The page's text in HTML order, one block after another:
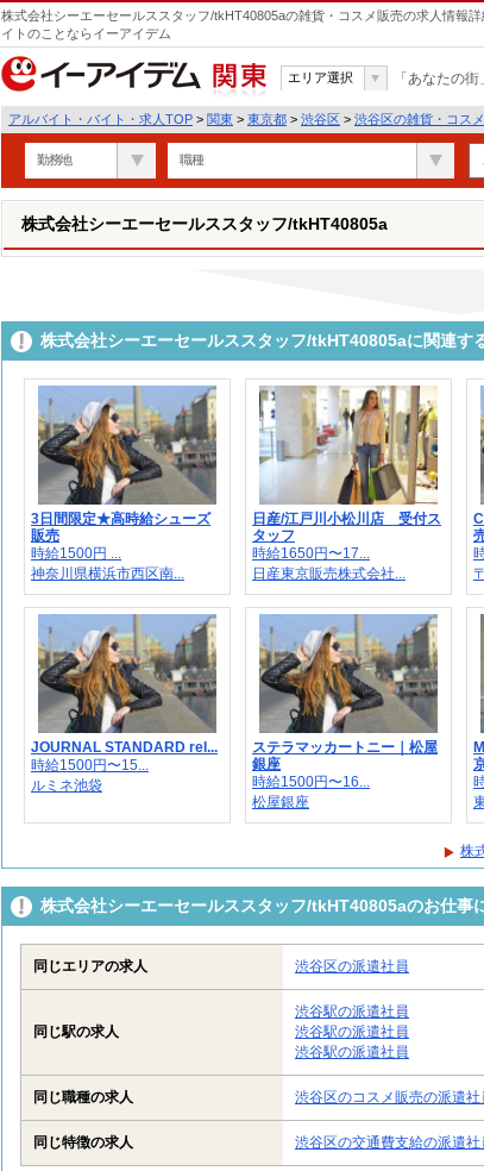
株式会社シーエーセールススタッフ/tkHT40805aの雑貨・コスメ販売の求人情報
イトのことならイーアイデム
関東
エリア選択 「あなたの
アルバイト・バイト・求人TOP > 関東 > 東京都 > 渋谷区 > 渋谷区の雑貨・コス
勤務地 職種
株式会社シーエーセールススタッフ/tkHT40805a
株式会社シーエーセールススタッフ/tkHT40805aに関連す
3日間限定★高時給シューズ
販売
時給1500円 ...
神奈川県横浜市西区南...
日産/江戸川小松川店 受付ス
タッフ
時給1650円〜17...
日産東京販売株式会社...
JOURNAL STANDARD rel...
時給1500円〜15...
ルミネ池袋
ステラマッカートニー｜松屋
銀座
時給1500円〜16...
松屋銀座
株
株式会社シーエーセールススタッフ/tkHT40805aのお仕事
同じエリアの求人 渋谷区の派遣社員
同じ駅の求人
渋谷駅の派遣社員
渋谷駅の派遣社員
渋谷駅の派遣社員
同じ職種の求人 渋谷区のコスメ販売の派遣社
同じ特徴の求人 渋谷区の交通費支給の派遣社